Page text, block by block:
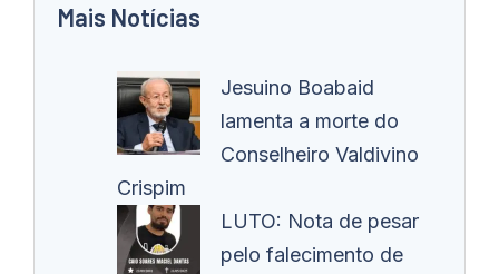
Mais Notícias
Jesuino Boabaid
lamenta a morte do
Conselheiro Valdivino
Crispim
LUTO: Nota de pesar
pelo falecimento de